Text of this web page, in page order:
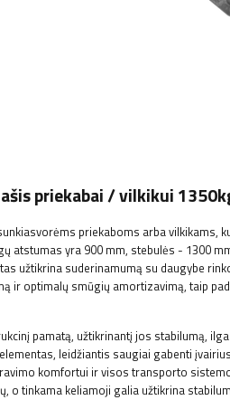
ašis priekabai / vilkikui
priekaboms arba vilkikams,
atstumas yra 900 mm, stebulės - 1300
užtikrina suderinamumą su daugybe
ir optimalų smūgių amortizavimą, taip
pamatą, užtikrinantį jos stabilumą,
leidžiantis saugiai gabenti
komfortui ir visos transporto
o tinkama keliamoji galia užtikrina